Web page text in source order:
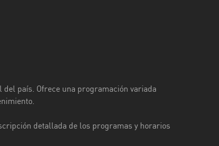
del país. Ofrece una programación variada
detallada de los programas y horarios